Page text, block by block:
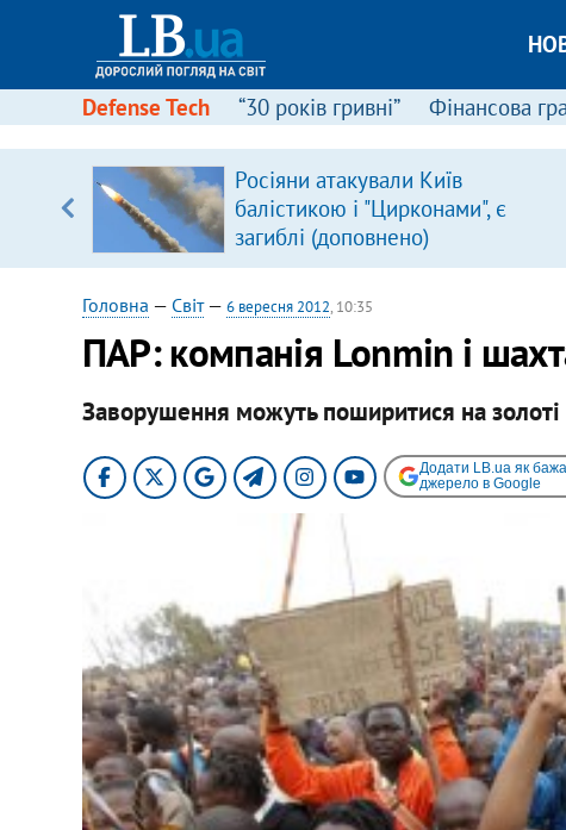
Defense Tech “30 років гривні” Фінансова
Росіяни атакували Київ
балістикою і "Цирконами", є
загиблі (доповнено)
Головна — Світ— 6 вересня 2012, 10:35
ПАР: компанія Lonmin і
Заворушення можуть поширитися на
Додати LB.ua як
джерело в Google